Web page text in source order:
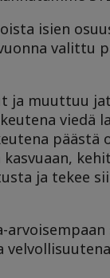
isien
valittu
ja muuttuu
viedä
päästä
ja tekee